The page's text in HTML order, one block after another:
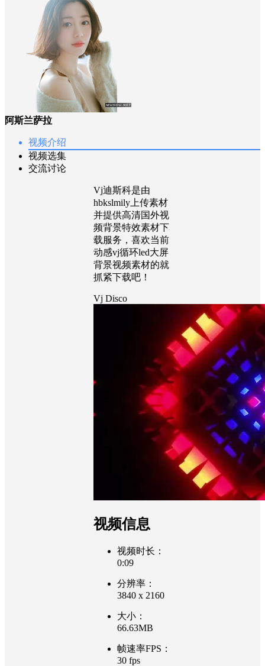
阿斯兰萨拉
视频介绍
视频选集
交流讨论
Vj迪斯科是由
hbkslmily上传素材
并提供高清国外视
频背景特效素材下
载服务，喜欢当前
动感vj循环led大屏
背景视频素材的就
抓紧下载吧！
Vj Disco
视频信息
视频时长：
0:09
分辨率：
3840 x 2160
大小：
66.63MB
帧速率FPS：
30 fps